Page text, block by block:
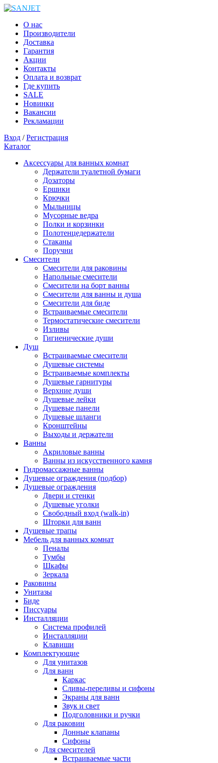
О нас
Производители
Доставка
Гарантия
Акции
Контакты
Оплата и возврат
Где купить
SALE
Новинки
Вакансии
Рекламации
Вход /Регистрация
Каталог
Аксессуары для ванных комнат
Держатели туалетной бумаги
Дозаторы
Ершики
Крючки
Мыльницы
Мусорные ведра
Полки и корзинки
Полотенцедержатели
Стаканы
Поручни
Смесители
Смесители для раковины
Напольные смесители
Смесители на борт ванны
Смесители для ванны и душа
Смесители для биде
Встраиваемые смесители
Термостатические смесители
Изливы
Гигиенические души
Душ
Встраиваемые смесители
Душевые системы
Встраиваемые комплекты
Душевые гарнитуры
Верхние души
Душевые лейки
Душевые панели
Душевые шланги
Кронштейны
Выходы и держатели
Ванны
Акриловые ванны
Ванны из искусственного камня
Гидромассажные ванны
Душевые ограждения (подбор)
Душевые ограждения
Двери и стенки
Душевые уголки
Свободный вход (walk-in)
Шторки для ванн
Душевые трапы
Мебель для ванных комнат
Пеналы
Тумбы
Шкафы
Зеркала
Раковины
Унитазы
Биде
Писсуары
Инсталляции
Система профилей
Инсталляции
Клавиши
Комплектующие
Для унитазов
Для ванн
Каркас
Сливы-переливы и сифоны
Экраны для ванн
Звук и свет
Подголовники и ручки
Для раковин
Донные клапаны
Сифоны
Для смесителей
Встраиваемые части